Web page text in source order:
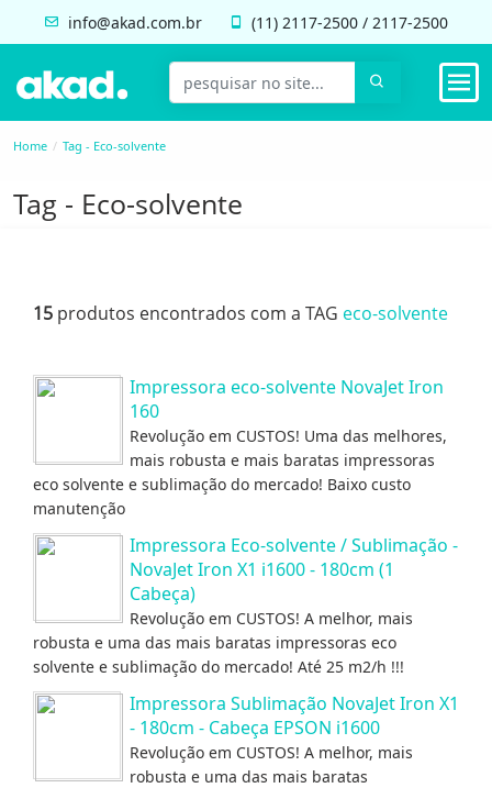
info@akad.com.br (11) 2117-2500 / 2117-2500
Home Tag - Eco-solvente
Tag - Eco-solvente
15 produtos encontrados com a TAG eco-solvente
Impressora eco-solvente NovaJet Iron
160
Revolução em CUSTOS! Uma das melhores,
mais robusta e mais baratas impressoras
eco solvente e sublimação do mercado! Baixo custo
manutenção
Impressora Eco-solvente / Sublimação -
NovaJet Iron X1 i1600 - 180cm (1
Cabeça)
Revolução em CUSTOS! A melhor, mais
robusta e uma das mais baratas impressoras eco
solvente e sublimação do mercado! Até 25 m2/h !!!
Impressora Sublimação NovaJet Iron X1
- 180cm - Cabeça EPSON i1600
Revolução em CUSTOS! A melhor, mais
robusta e uma das mais baratas